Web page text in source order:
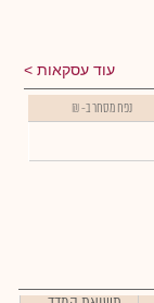
עוד עסקאות
נפח מסחר ב- ₪